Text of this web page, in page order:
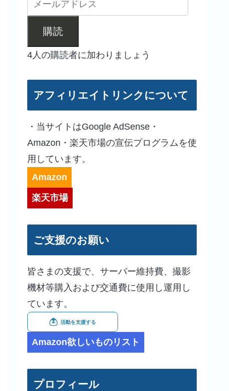
購読
4人の購読者に加わりましょう
アフィリエイトリンクについて
・当サイトはGoogle AdSense・
Amazon・楽天市場の宣伝プログラムを使
用しています。
Amazon
楽天市場
ご支援のお願い
皆さまの支援で、サーバー維持費、撮影
機材等購入および交通費に使用し運用し
ています。
Amazon欲しいものリスト
プロフィール